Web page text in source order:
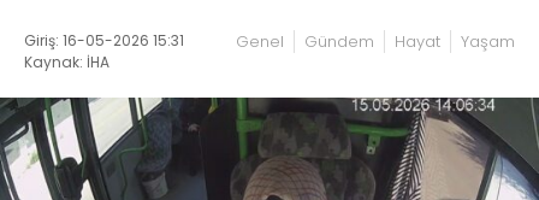
Giriş: 16-05-2026 15:31
Kaynak: İHA
Genel Gündem Hayat Yaşam